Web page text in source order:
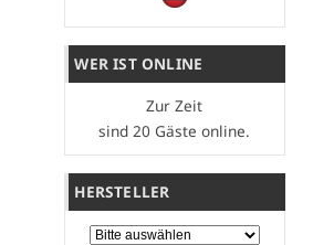
WER IST ONLINE
Zur Zeit
sind 20 Gäste online.
HERSTELLER
Bitte wählen Sie ...